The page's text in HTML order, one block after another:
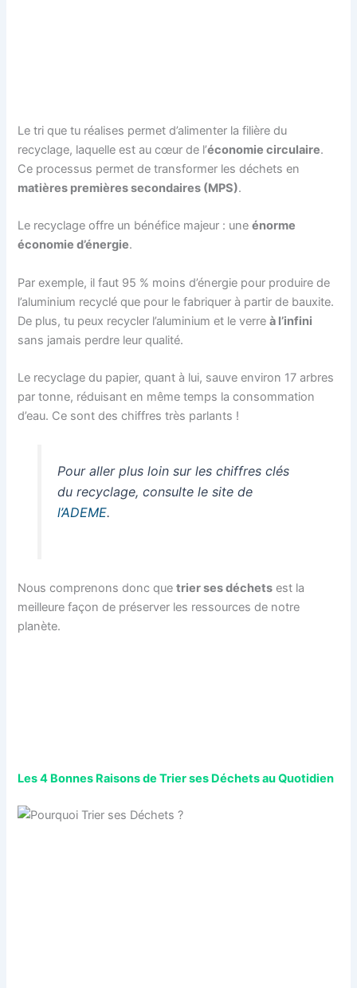
Le tri que tu réalises permet d’alimenter la filière du
recyclage, laquelle est au cœur de l’économie circulaire.
Ce processus permet de transformer les déchets en
matières premières secondaires (MPS).
Le recyclage offre un bénéfice majeur : uneénorme
économie d’énergie.
Par exemple, il faut 95 % moins d’énergie pour produire de
l’aluminium recyclé que pour le fabriquer à partir de bauxite.
De plus, tu peux recycler l’aluminium et le verreà l’infini
sans jamais perdre leur qualité.
Le recyclage du papier, quant à lui, sauve environ 17 arbres
par tonne, réduisant en même temps la consommation
d’eau. Ce sont des chiffres très parlants !
Pour aller plus loin sur les chiffres clés
du recyclage, consulte le site de
l’ADEME.
Nous comprenons donc quetrier ses déchets est la
meilleure façon de préserver les ressources de notre
planète.
Les 4 Bonnes Raisons de Trier ses Déchets au Quotidien